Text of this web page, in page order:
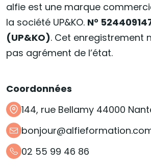
alfie est une marque
la société UP&KO. N°
(UP&KO). Cet enregistrement
pas agrément de l’état.
Coordonnées
144, rue Bellamy 44000
02 55 99 46 86